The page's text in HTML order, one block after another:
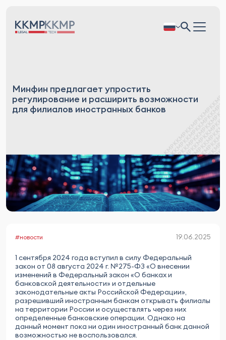
Минфин предлагает упростить
регулирование и расширить возможности
для филиалов иностранных банков
#новости 19.06.2025
1 сентября 2024 года вступил в силу Федеральный
закон от 08 августа 2024 г. №275-ФЗ «О внесении
изменений в Федеральный закон «О банках и
банковской деятельности» и отдельные
законодательные акты Российской Федерации»,
разрешивший иностранным банкам открывать филиалы
на территории России и осуществлять через них
определенные банковские операции. Однако на
данный момент пока ни один иностранный банк данной
возможностью не воспользовался.